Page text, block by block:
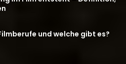
und welche gibt es?